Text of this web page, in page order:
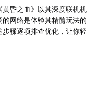
黄昏之血》以其深度联机机
网络是体验其精髓玩法的
骤逐项排查优化，让你轻